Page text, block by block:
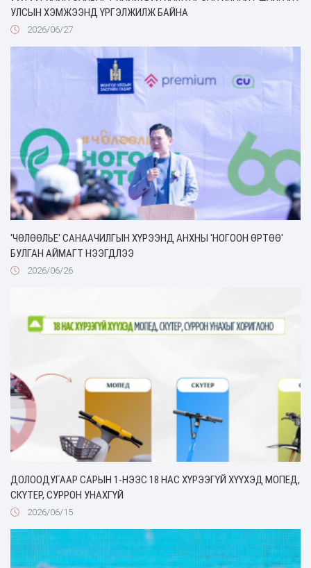
УЛСЫН ХЭМЖЭЭНД ҮРГЭЛЖИЛЖ БАЙНА
2026/06/27
'ЧӨЛӨӨЛЬЕ' САНААЧИЛГЫН ХҮРЭЭНД АНХНЫ 'НОГООН ӨРТӨӨ'
БУЛГАН АЙМАГТ НЭЭГДЛЭЭ
2026/06/26
ДОЛООДУГААР САРЫН 1-НЭЭС 18 НАС ХҮРЭЭГҮЙ ХҮҮХЭД МОПЕД,
СКҮТЕР, СУРРОН УНАХГҮЙ
2026/06/15